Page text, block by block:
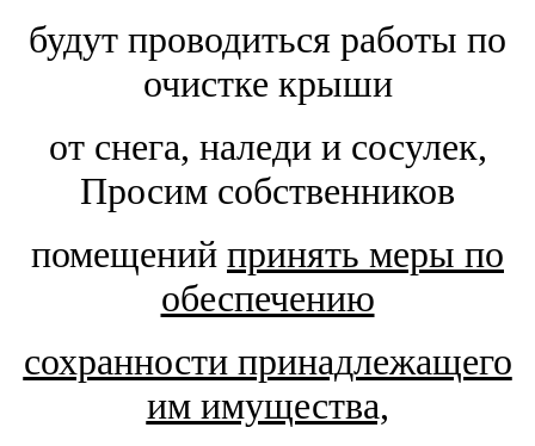
будут проводиться работы по
очистке крыши
от снега, наледи и сосулек,
Просим собственников
помещений принять меры по
обеспечению
сохранности принадлежащего
им имущества,